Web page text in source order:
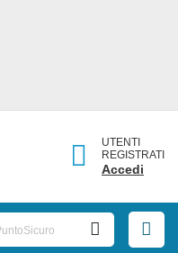
UTENTI
REGISTRATI
Accedi